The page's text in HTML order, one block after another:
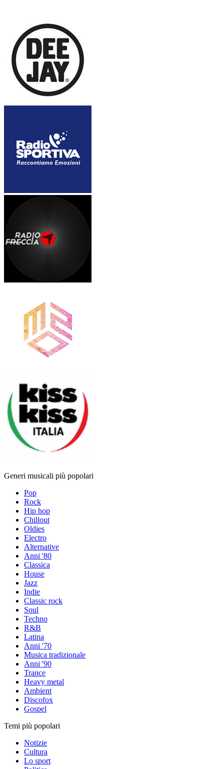
Generi musicali più popolari
Pop
Rock
Hip hop
Chillout
Oldies
Electro
Alternative
Anni '80
Classica
House
Jazz
Indie
Classic rock
Soul
Techno
R&B
Latina
Anni '70
Musica tradizionale
Anni '90
Trance
Heavy metal
Ambient
Discofox
Gospel
Temi più popolari
Notizie
Cultura
Lo sport